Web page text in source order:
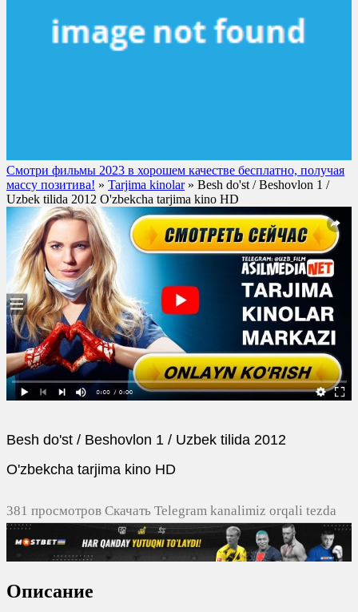
Смотри фильмы 2023 в хорошем качестве бесплатно, получая
массу позитива! » Tarjima kinolar» Besh do'st / Beshovlon 1 /
Uzbek tilida 2012 O'zbekcha tarjima kino HD
Besh do'st / Beshovlon 1 / Uzbek tilida 2012
O'zbekcha tarjima kino HD
381 просмотров Скачать Telegram kanalimiz orqali tezda
yuklash
0
Описание